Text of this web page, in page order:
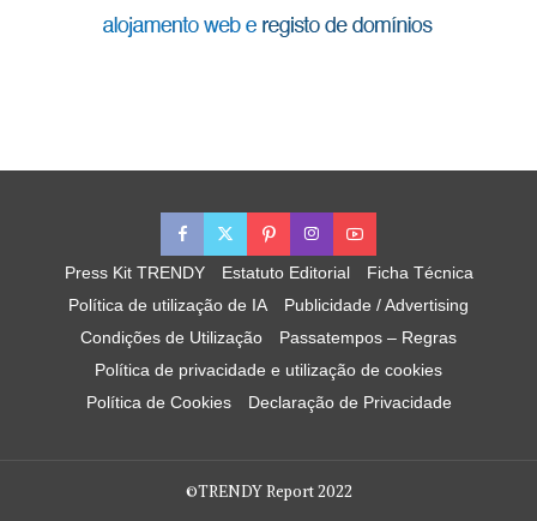
Press Kit TRENDY Estatuto Editorial
Ficha Técnica
Política de utilização de IA
Publicidade / Advertising
Condições de Utilização
Passatempos – Regras
Política de privacidade e utilização de cookies
Política de Cookies
Declaração de Privacidade
©TRENDY Report 2022